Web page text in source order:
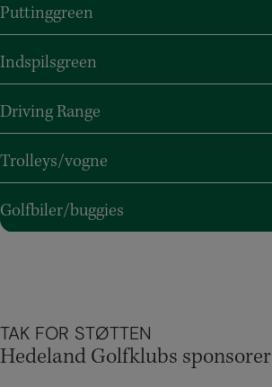
Puttinggreen
Indspilsgreen
Driving Range
Trolleys/vogne
Golfbiler/buggies
TAK FOR STØTTEN
Hedeland Golfklubs sponsorer